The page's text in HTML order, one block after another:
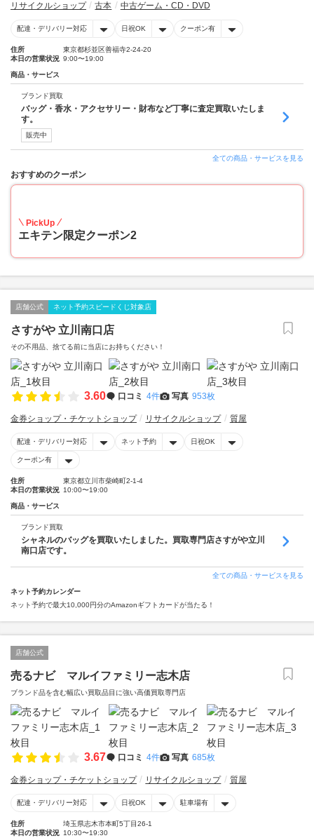
リサイクルショップ 古本 中古ゲーム・CD・DVD
配達・デリバリー対応 日祝OK クーポン有
住所
東京都杉並区善福寺2-24-20
本日の営業状況 9:00〜19:00
商品・サービス
ブランド買取
バッグ・香水・アクセサリー・財布など丁寧に査定買取いたしま
す。
販売中
全ての商品・サービスを見る
おすすめのクーポン
PickUp
エキテン限定クーポン2
店舗公式 ネット予約スピードくじ対象店
さすがや 立川南口店
その不用品、捨てる前に当店にお持ちください！
3.60 口コミ 4件 写真 953枚
金券ショップ・チケットショップ リサイクルショップ 質屋
配達・デリバリー対応 ネット予約 日祝OK
クーポン有
住所
東京都立川市柴崎町2-1-4
本日の営業状況 10:00〜19:00
商品・サービス
ブランド買取
シャネルのバッグを買取いたしました。買取専門店さすがや立川
南口店です。
全ての商品・サービスを見る
ネット予約カレンダー
ネット予約で最大10,000円分のAmazonギフトカードが当たる！
店舗公式
売るナビ マルイファミリー志木店
ブランド品を含む幅広い買取品目に強い高価買取専門店
3.67 口コミ 4件 写真 685枚
金券ショップ・チケットショップ リサイクルショップ 質屋
配達・デリバリー対応 日祝OK 駐車場有
住所
埼玉県志木市本町5丁目26-1
本日の営業状況 10:30〜19:30